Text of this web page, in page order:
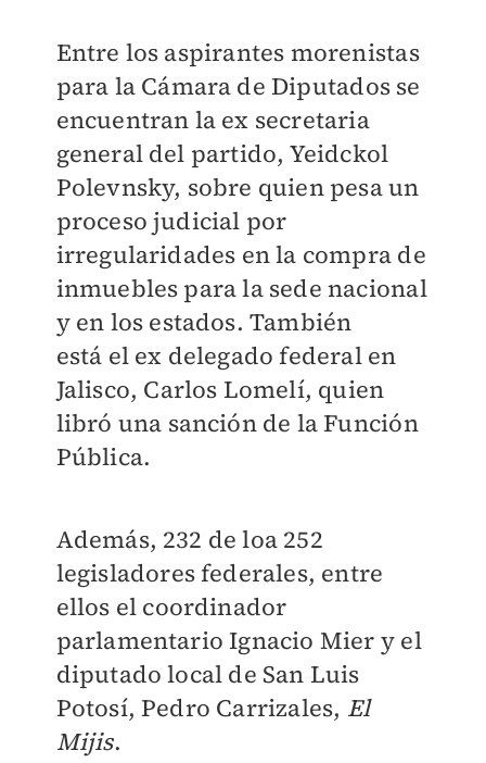
Entre los aspirantes morenistas
para la Cámara de Diputados se
encuentran la ex secretaria
general del partido, Yeidckol
Polevnsky, sobre quien pesa un
proceso judicial por
irregularidades en la compra de
inmuebles para la sede nacional
y en los estados. También
está el ex delegado federal en
Jalisco, Carlos Lomelí, quien
libró una sanción de la Función
Pública.
Además, 232 de loa 252
legisladores federales, entre
ellos el coordinador
parlamentario Ignacio Mier y el
diputado local de San Luis
Potosí, Pedro Carrizales, El
Mijis.